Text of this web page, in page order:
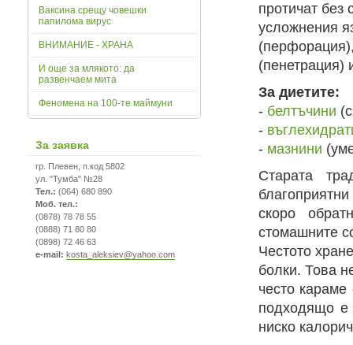
Ваксина срещу човешки
папилома вирус
ВНИМАНИЕ - ХРАНА
И още за млякото: да
развенчаем мита
Феномена на 100-те маймуни
За заявка
гр. Плевен, п.код 5802
ул. "Тумба" №28
Тел.: (064) 680 890
Моб. тел.:
(0878) 78 78 55
(0888) 71 80 80
(0898) 72 46 63
e-mail: kosta_aleksiev@yahoo.com
протичат
усложнения
(пенетрация)
За диетите:
- белтъчини
-
- мазнини
Старата
скоро
стомашните
Честото
болки. Това
често
подходящо е
ниско